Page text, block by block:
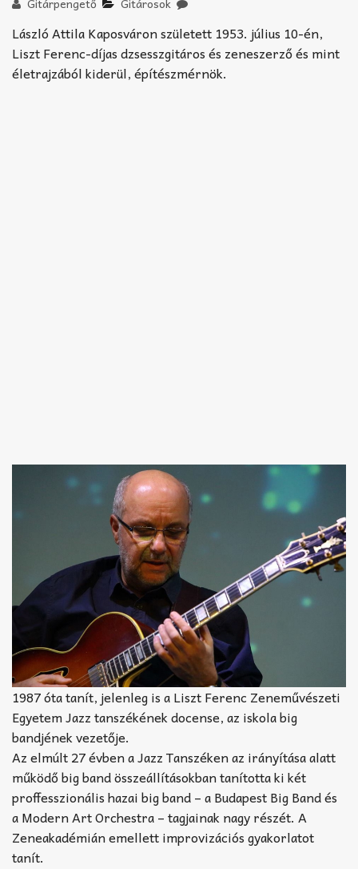
TABok
Improvizáció
László Attila Kaposváron született 1953. július 10-én,
Liszt Ferenc-díjas dzsesszgitáros és zeneszerző és mint
életrajzából kiderül, építészmérnök.
1987 óta tanít, jelenleg is a Liszt Ferenc Zeneművészeti
Egyetem Jazz tanszékének docense, az iskola big
bandjének vezetője.
Az elmúlt 27 évben a Jazz Tanszéken az irányítása alatt
működő big band összeállításokban tanította ki két
proffesszionális hazai big band – a Budapest Big Band és
a Modern Art Orchestra – tagjainak nagy részét. A
Zeneakadémián emellett improvizációs gyakorlatot
tanít.